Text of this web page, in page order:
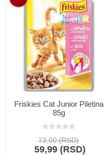
Friskies Cat Junior Piletina
85g
73,00 (RSD)
59,99 (RSD)